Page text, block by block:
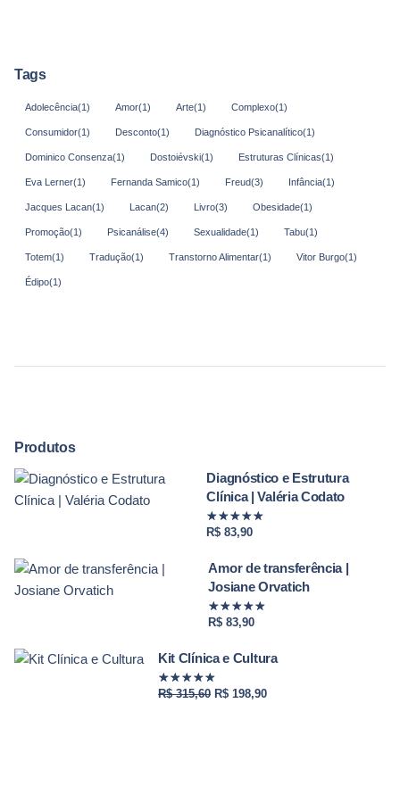
Tags
Adolecência(1) Amor(1) Arte(1) Complexo(1)
Consumidor(1) Desconto(1) Diagnóstico Psicanalítico(1)
Dominico Consenza(1) Dostoiévski(1) Estruturas Clínicas(1)
Eva Lerner(1) Fernanda Samico(1) Freud(3) Infância(1)
Jacques Lacan(1) Lacan(2) Livro(3) Obesidade(1)
Promoção(1) Psicanálise(4) Sexualidade(1) Tabu(1)
Totem(1) Tradução(1) Transtorno Alimentar(1) Vitor Burgo(1)
Édipo(1)
Produtos
Diagnóstico e Estrutura
Clínica | Valéria Codato
Avaliação
R$ 83,90
Amor de transferência |
Josiane Orvatich
Avaliação
R$ 83,90
Kit Clínica e Cultura
Avaliação6888de 5
R$315,60 O
R$ 198,90O